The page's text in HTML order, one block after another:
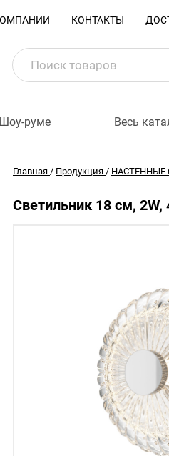
КОНТАКТЫ
руме Весь
Главная / Продукция / НАСТЕННЫЕ
Светильник 18 см,